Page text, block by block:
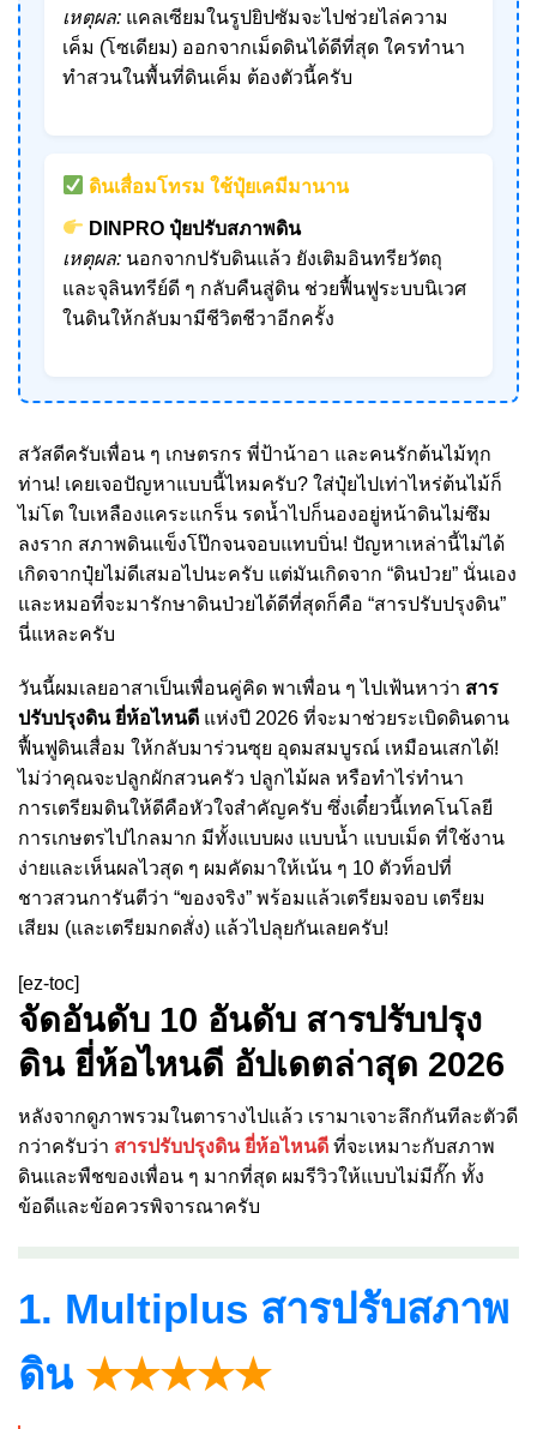
เหตุผล: แคลเซียมในรูปยิปซัมจะไปช่วยไล่ความ
เค็ม (โซเดียม) ออกจากเม็ดดินได้ดีที่สุด ใครทำนา
ทำสวนในพื้นที่ดินเค็ม ต้องตัวนี้ครับ
ดินเสื่อมโทรม ใช้ปุ๋ยเคมีมานาน
DINPRO ปุ๋ยปรับสภาพดิน
เหตุผล: นอกจากปรับดินแล้ว ยังเติมอินทรียวัตถุ
และจุลินทรีย์ดี ๆ กลับคืนสู่ดิน ช่วยฟื้นฟูระบบนิเวศ
ในดินให้กลับมามีชีวิตชีวาอีกครั้ง
สวัสดีครับเพื่อน ๆ เกษตรกร พี่ป้าน้าอา และคนรักต้นไม้ทุก
ท่าน! เคยเจอปัญหาแบบนี้ไหมครับ? ใส่ปุ๋ยไปเท่าไหร่ต้นไม้ก็
ไม่โต ใบเหลืองแคระแกร็น รดน้ำไปก็นองอยู่หน้าดินไม่ซึม
ลงราก สภาพดินแข็งโป๊กจนจอบแทบบิ่น! ปัญหาเหล่านี้ไม่ได้
เกิดจากปุ๋ยไม่ดีเสมอไปนะครับ แต่มันเกิดจาก “ดินป่วย” นั่นเอง
และหมอที่จะมารักษาดินป่วยได้ดีที่สุดก็คือ “สารปรับปรุงดิน”
นี่แหละครับ
วันนี้ผมเลยอาสาเป็นเพื่อนคู่คิด พาเพื่อน ๆ ไปเฟ้นหาว่า สาร
ปรับปรุงดิน ยี่ห้อไหนดี แห่งปี 2026 ที่จะมาช่วยระเบิดดินดาน
ฟื้นฟูดินเสื่อม ให้กลับมาร่วนซุย อุดมสมบูรณ์ เหมือนเสกได้!
ไม่ว่าคุณจะปลูกผักสวนครัว ปลูกไม้ผล หรือทำไร่ทำนา
การเตรียมดินให้ดีคือหัวใจสำคัญครับ ซึ่งเดี๋ยวนี้เทคโนโลยี
การเกษตรไปไกลมาก มีทั้งแบบผง แบบน้ำ แบบเม็ด ที่ใช้งาน
ง่ายและเห็นผลไวสุด ๆ ผมคัดมาให้เน้น ๆ 10 ตัวท็อปที่
ชาวสวนการันตีว่า “ของจริง” พร้อมแล้วเตรียมจอบ เตรียม
เสียม (และเตรียมกดสั่ง) แล้วไปลุยกันเลยครับ!
[ez-toc]
จัดอันดับ 10 อันดับ สารปรับปรุง
ดิน ยี่ห้อไหนดี อัปเดตล่าสุด 2026
หลังจากดูภาพรวมในตารางไปแล้ว เรามาเจาะลึกกันทีละตัวดี
กว่าครับว่า สารปรับปรุงดิน ยี่ห้อไหนดี ที่จะเหมาะกับสภาพ
ดินและพืชของเพื่อน ๆ มากที่สุด ผมรีวิวให้แบบไม่มีกั๊ก ทั้ง
ข้อดีและข้อควรพิจารณาครับ
1. Multiplus สารปรับสภาพ
ดิน ★★★★★